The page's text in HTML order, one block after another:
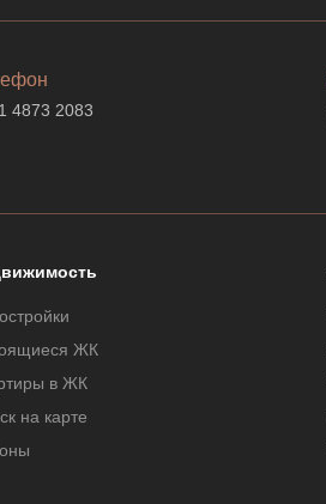
4873 2083
ЖК
в ЖК
на карте